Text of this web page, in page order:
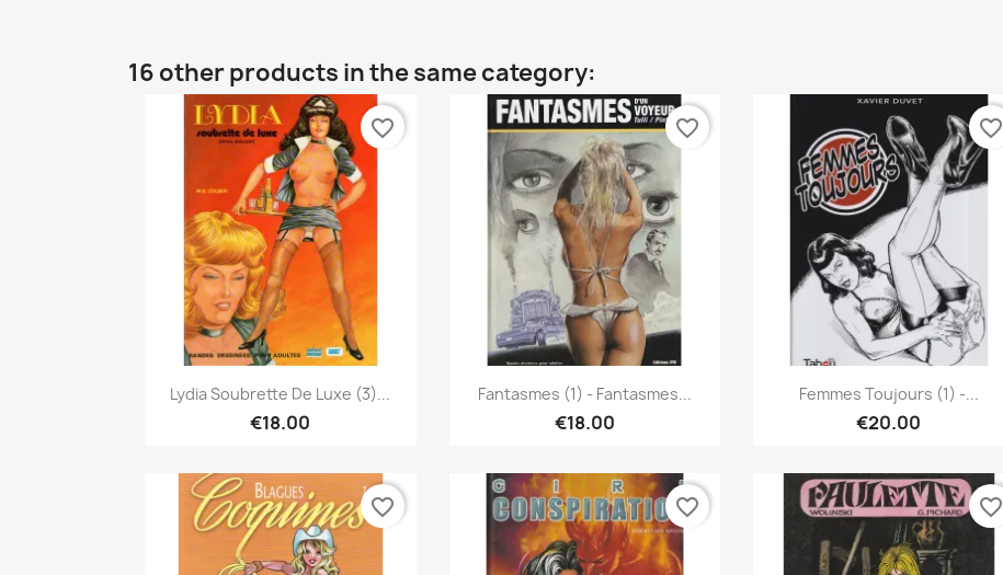
16 other products in the same category:
Quick view
Lydia Soubrette De Luxe (3)...
€18.00
favorite_border
Quick view
Fantasmes (1) - Fantasmes...
€18.00
favorite_border
Quick view
Femmes Toujours (1) -...
€20.00
favorite_border
favorite_border favorite_border favorite_border